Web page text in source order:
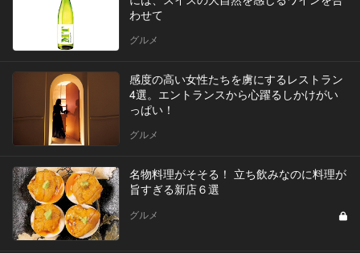
わせて
グルメ
感度の高い女性たちを虜にするレストラン
4選。エントランスから心躍るしかけがい
っぱい！
グルメ
名物料理がそそる！ 立ち飲みなのに料理が
旨すぎる新店６選
グルメ